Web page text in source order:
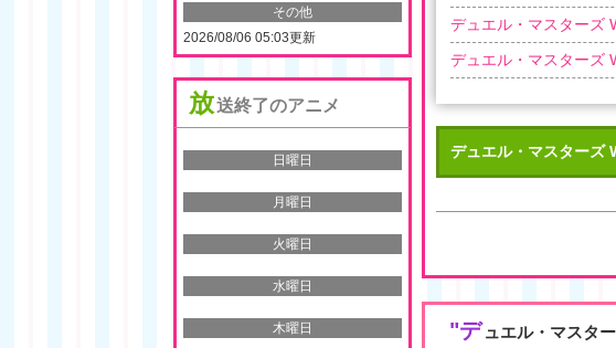
デュエル・マスターズ
デュエル・マスターズ
デュエル・マスターズ
"デ ュエル・マスタ
その他
2026/08/06 05:03更新
放送終了のアニメ
日曜日
月曜日
火曜日
水曜日
木曜日